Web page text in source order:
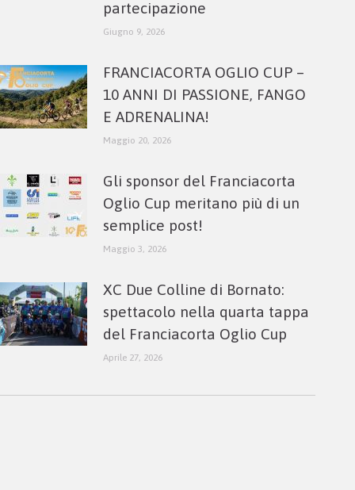
partecipazione
Giugno 9, 2026
FRANCIACORTA OGLIO CUP –
10 ANNI DI PASSIONE, FANGO
E ADRENALINA!
Maggio 20, 2026
Gli sponsor del Franciacorta
Oglio Cup meritano più di un
semplice post!
Maggio 3, 2026
XC Due Colline di Bornato:
spettacolo nella quarta tappa
del Franciacorta Oglio Cup
Aprile 27, 2026